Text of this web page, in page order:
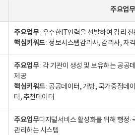
주요업무
주요업무: 우수한IT인력을 선발하여 감리
핵심키워드: 정보시스템감리사, 감리사, 자
주요업무: 각 기관이 생성 및 보유하는 공공
제공
핵심키워드: 공공데이터, 개방, 국가중점데
터, 추천데이터
주요업무디지털서비스 활성화를 위해 행정
관리하는 시스템